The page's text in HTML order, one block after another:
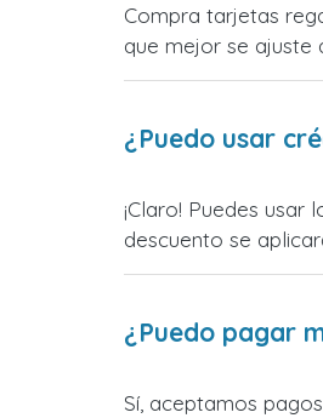
Compra tarjetas
que mejor se ajuste
¿Puedo usar
¡Claro! Puedes
descuento se
¿Puedo pagar
Sí, aceptamos